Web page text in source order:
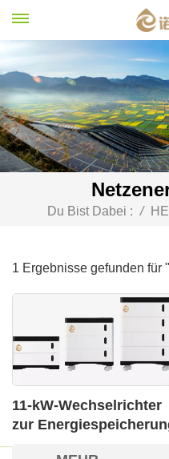
Du Bist Dabei : /
1 Ergebnisse gefunden für
11-kW-Wechselrichter
zur